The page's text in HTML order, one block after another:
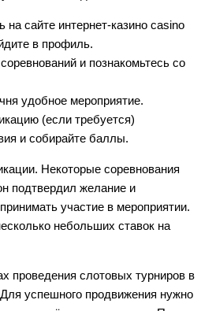
на сайте интернет-казино casino
в профиль.
и познакомьтесь со
удобное мероприятие.
(если требуется)
и собирайте баллы.
Некоторые соревнования
подтвердил желание и
участие в мероприятии.
небольших ставок на
проведения слотовых турниров в
успешного продвижения нужно